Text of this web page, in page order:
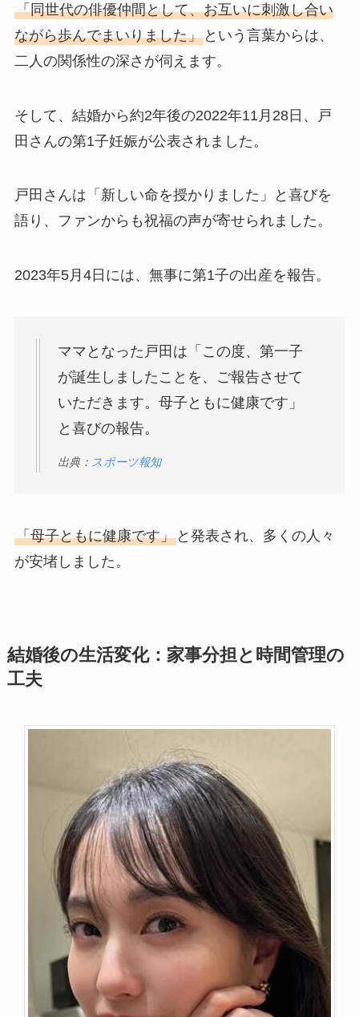
「同世代の俳優仲間として、お互いに刺激し合い
ながら歩んでまいりました」という言葉からは、
二人の関係性の深さが伺えます。
そして、結婚から約2年後の2022年11月28日、戸
田さんの第1子妊娠が公表されました。
戸田さんは「新しい命を授かりました」と喜びを
語り、ファンからも祝福の声が寄せられました。
2023年5月4日には、無事に第1子の出産を報告。
ママとなった戸田は「この度、第一子
が誕生しましたことを、ご報告させて
いただきます。母子ともに健康です」
と喜びの報告。
出典： スポーツ報知
「母子ともに健康です」と発表され、多くの人々
が安堵しました。
結婚後の生活変化：家事分担と時間管理の
工夫